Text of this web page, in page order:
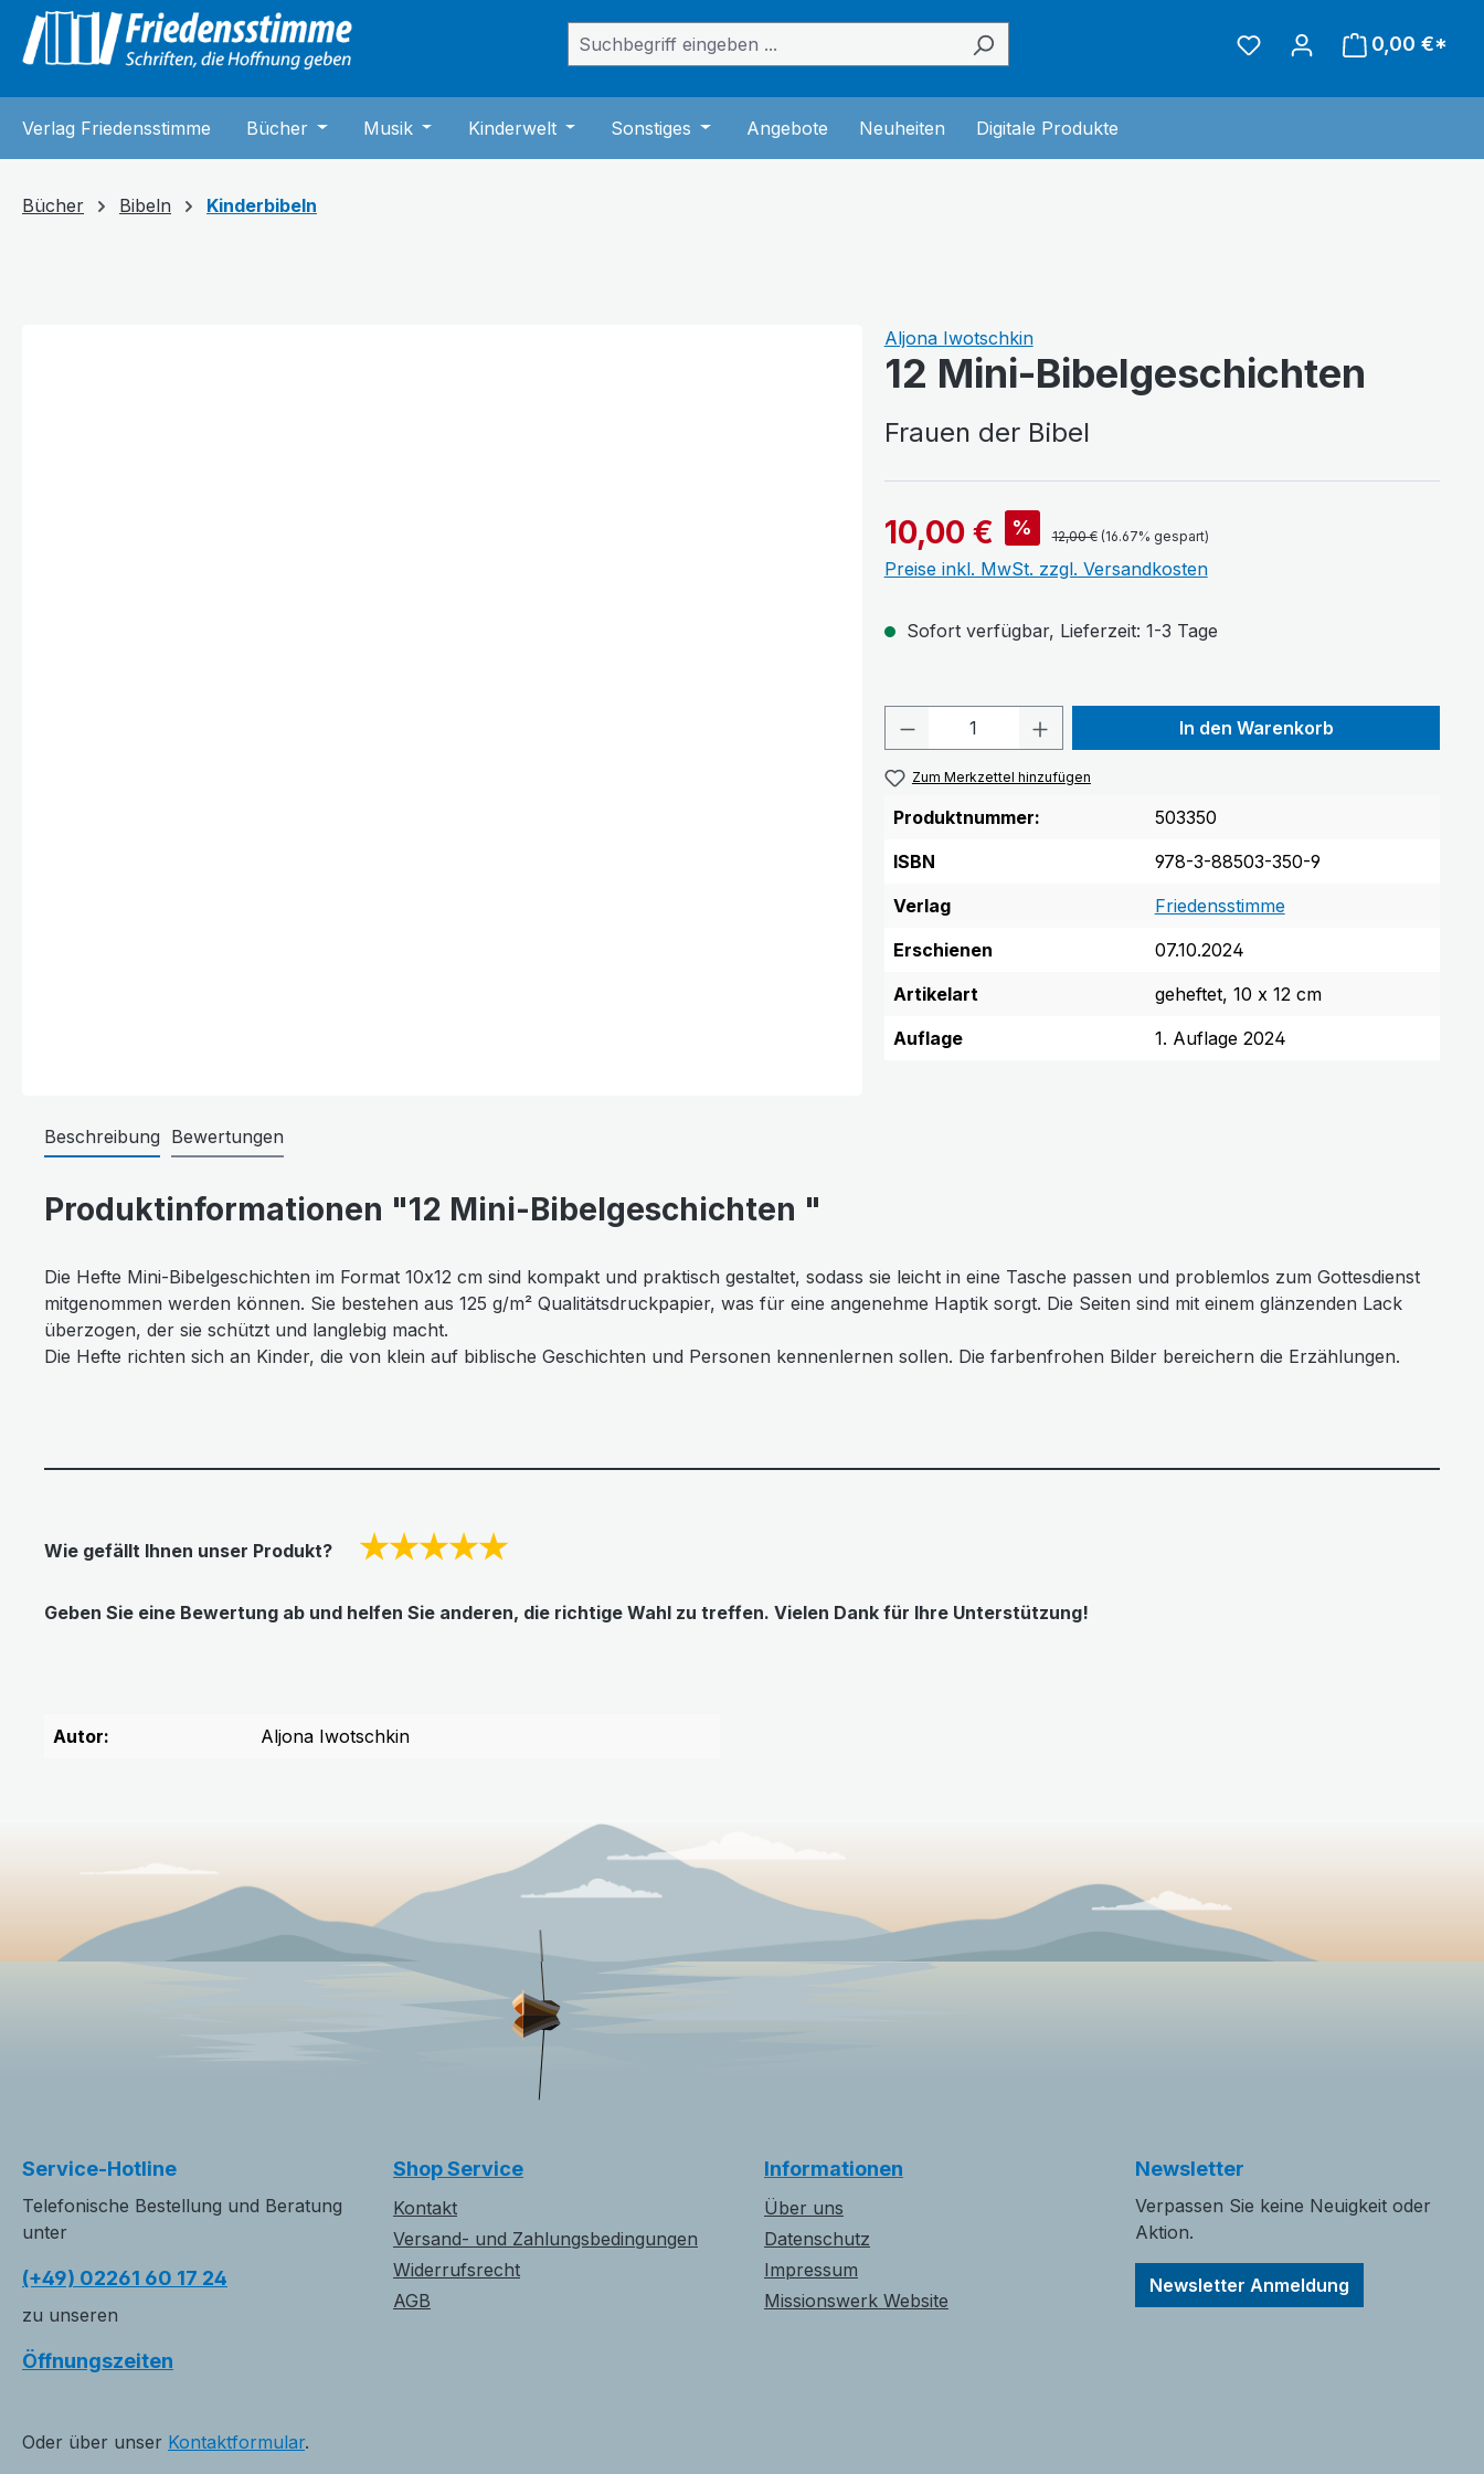
Zur Hauptnavigation springen
0,00 €*
Verlag Friedensstimme Bücher Öffne oder Schließe das Dropdown der Kategorie Bücher
Musik Öffne oder Schließe das Dropdown der Kategorie Musik
Kinderwelt Öffne oder Schließe das Dropdown der Kategorie Kinderwelt
Sonstiges Öffne oder Schließe das Dropdown der Kategorie Sonstiges
Angebote Neuheiten Digitale Produkte
Bücher Bibeln Kinderbibeln
Aljona Iwotschkin
12 Mini-Bibelgeschichten
Frauen der Bibel
10,00 € % 12,00 € (16.67% gespart)
Preise inkl. MwSt. zzgl. Versandkosten
Sofort verfügbar, Lieferzeit: 1-3 Tage
Produkt Anzahl: Gib den gewünschten Wert
In den Warenkorb
Zum Merkzettel hinzufügen
Produktnummer:
503350
ISBN
978-3-88503-350-9
Verlag
Friedensstimme
Erschienen
07.10.2024
Artikelart
geheftet, 10 x 12 cm
Auflage
1. Auflage 2024
Beschreibung Bewertungen
Produktinformationen "12 Mini-Bibelgeschichten "
Die Hefte Mini-Bibelgeschichten im Format 10x12 cm sind kompakt und praktisch gestaltet, sodass sie leicht in eine Tasche passen und problemlos zum Gottesdienst
mitgenommen werden können. Sie bestehen aus 125 g/m² Qualitätsdruckpapier, was für eine angenehme Haptik sorgt. Die Seiten sind mit einem glänzenden Lack
überzogen, der sie schützt und langlebig macht.
Die Hefte richten sich an Kinder, die von klein auf biblische Geschichten und Personen kennenlernen sollen. Die farbenfrohen Bilder bereichern die Erzählungen.
Wie gefällt Ihnen unser Produkt? ★★★★★
Geben Sie eine Bewertung ab und helfen Sie anderen, die richtige Wahl zu treffen. Vielen Dank für Ihre Unterstützung!
Autor: Aljona Iwotschkin
Service-Hotline
Telefonische Bestellung und Beratung
unter
(+49) 02261 60 17 24
zu unseren
Öffnungszeiten
Oder über unser Kontaktformular.
Shop Service
Kontakt
Versand- und Zahlungsbedingungen
Widerrufsrecht
AGB
Informationen
Über uns
Datenschutz
Impressum
Missionswerk Website
Newsletter
Verpassen Sie keine Neuigkeit oder
Aktion.
Newsletter Anmeldung